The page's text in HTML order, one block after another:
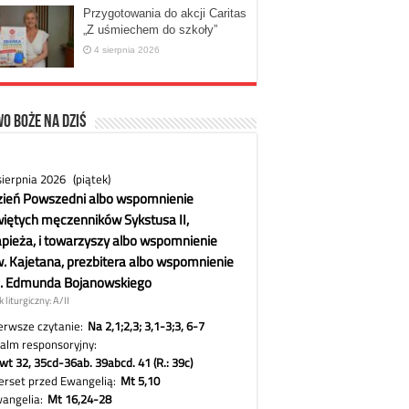
Przygotowania do akcji Caritas
„Z uśmiechem do szkoły”
4 sierpnia 2026
Boże na dziś